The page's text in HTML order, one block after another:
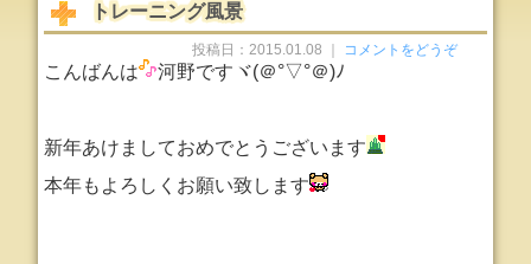
トレーニング風景
投稿日：2015.01.08 ｜ コメントをどうぞ
こんばんは 河野ですヾ(＠°▽°＠)ﾉ
新年あけましておめでとうございます
本年もよろしくお願い致します